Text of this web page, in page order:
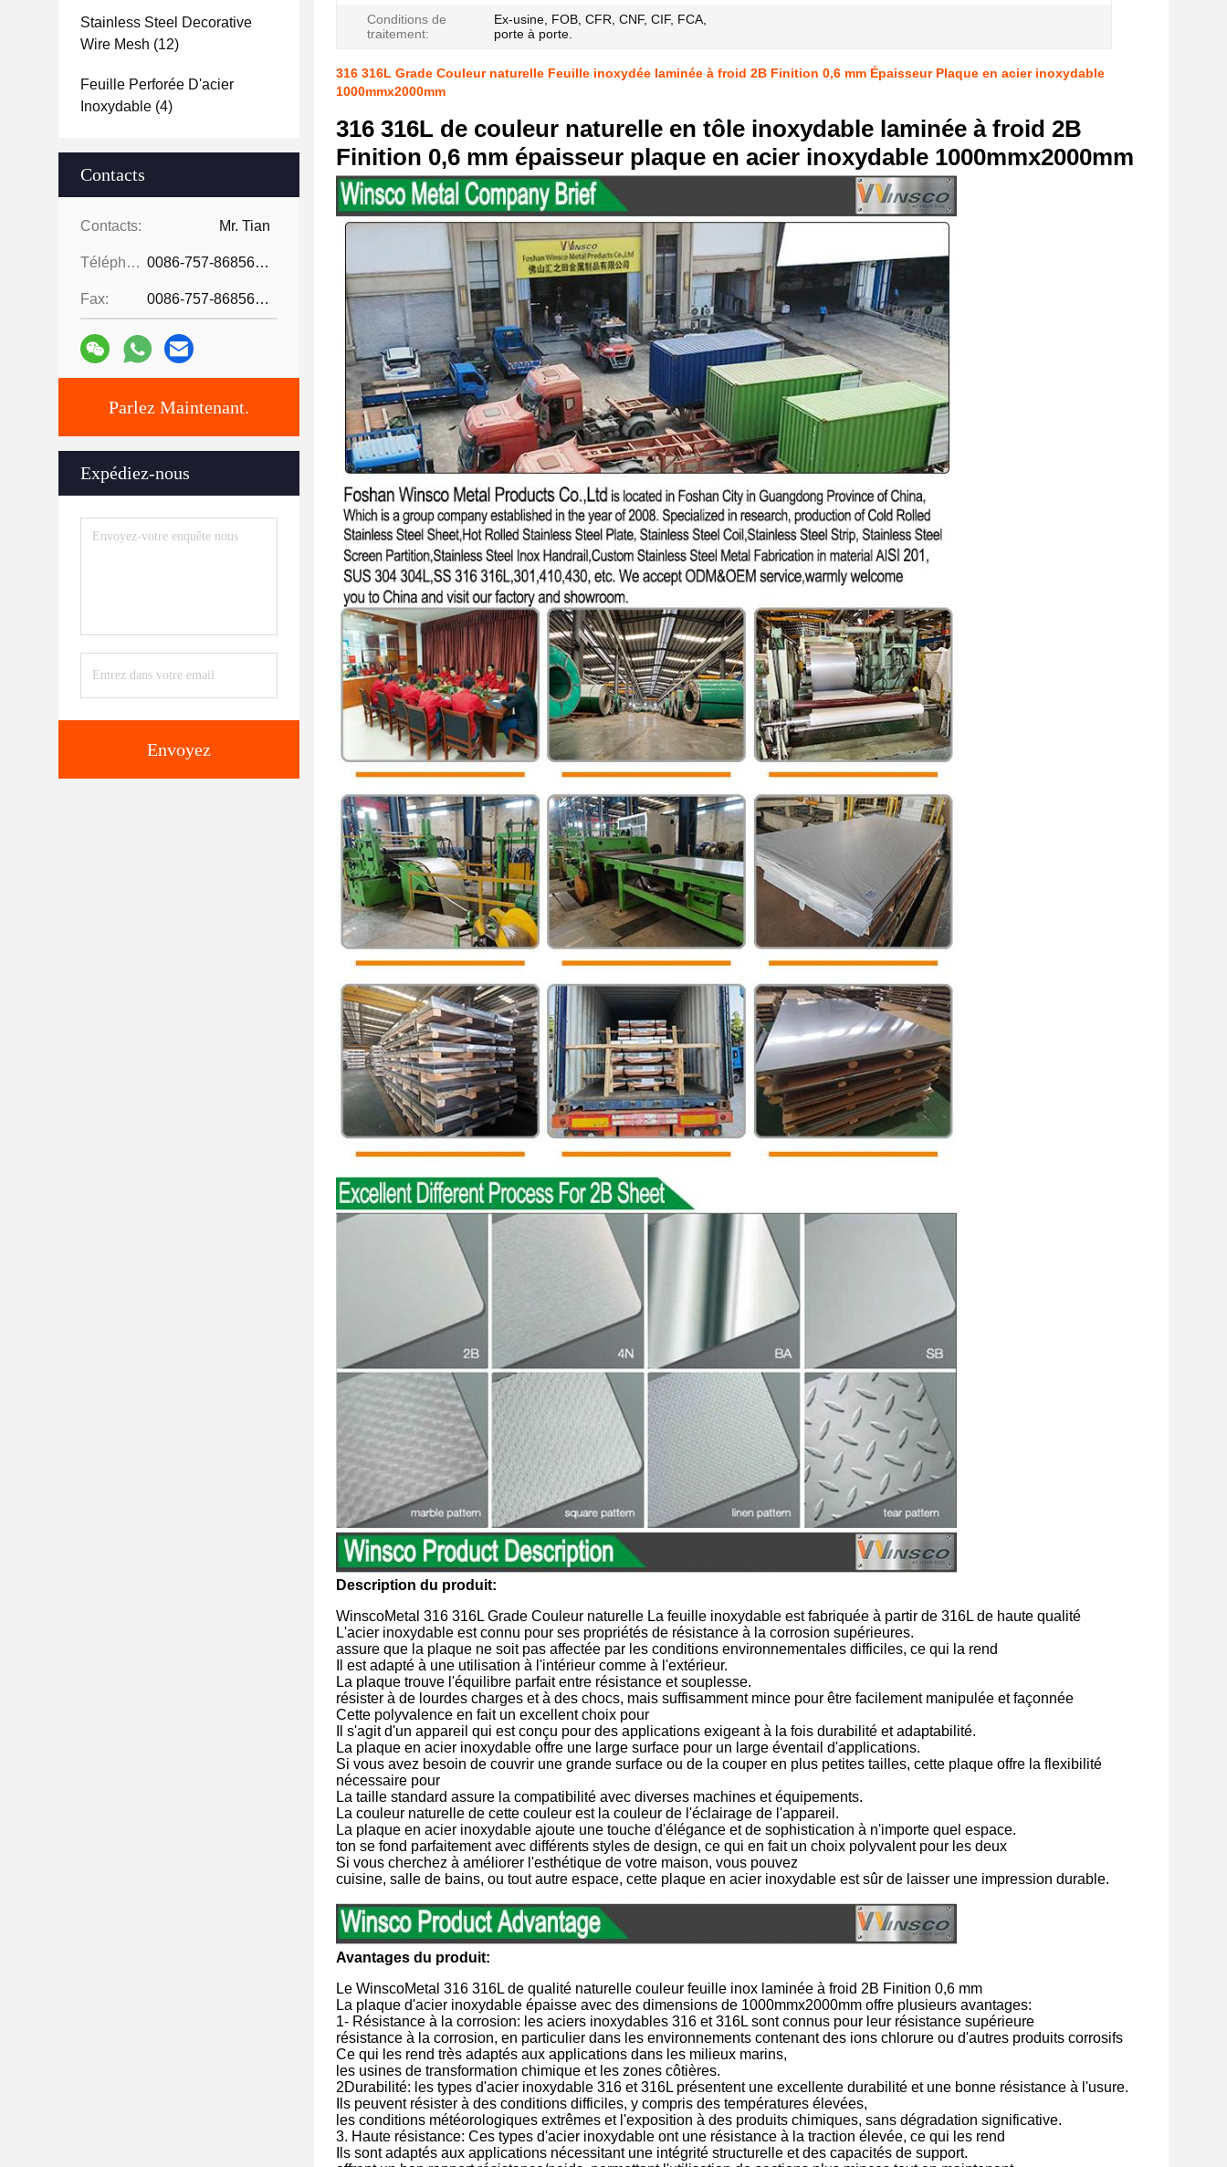
Stainless Steel Decorative
Wire Mesh (12)
Feuille Perforée D'acier
Inoxydable (4)
Contacts
Contacts: Mr. Tian
Téléphone: 0086-757-86856916
Fax: 0086-757-86856916
Parlez Maintenant.
Expédiez-nous
Envoyez
Conditions de
traitement:
Ex-usine, FOB, CFR, CNF, CIF, FCA,
porte à porte.
316 316L Grade Couleur naturelle Feuille inoxydée laminée à froid 2B Finition 0,6 mm Épaisseur Plaque en acier inoxydable
1000mmx2000mm
316 316L de couleur naturelle en tôle inoxydable laminée à froid 2B
Finition 0,6 mm épaisseur plaque en acier inoxydable 1000mmx2000mm
Description du produit:
WinscoMetal 316 316L Grade Couleur naturelle La feuille inoxydable est fabriquée à partir de 316L de haute qualité
L'acier inoxydable est connu pour ses propriétés de résistance à la corrosion supérieures.
assure que la plaque ne soit pas affectée par les conditions environnementales difficiles, ce qui la rend
Il est adapté à une utilisation à l'intérieur comme à l'extérieur.
La plaque trouve l'équilibre parfait entre résistance et souplesse.
résister à de lourdes charges et à des chocs, mais suffisamment mince pour être facilement manipulée et façonnée
Cette polyvalence en fait un excellent choix pour
Il s'agit d'un appareil qui est conçu pour des applications exigeant à la fois durabilité et adaptabilité.
La plaque en acier inoxydable offre une large surface pour un large éventail d'applications.
Si vous avez besoin de couvrir une grande surface ou de la couper en plus petites tailles, cette plaque offre la flexibilité
nécessaire pour
La taille standard assure la compatibilité avec diverses machines et équipements.
La couleur naturelle de cette couleur est la couleur de l'éclairage de l'appareil.
La plaque en acier inoxydable ajoute une touche d'élégance et de sophistication à n'importe quel espace.
ton se fond parfaitement avec différents styles de design, ce qui en fait un choix polyvalent pour les deux
Si vous cherchez à améliorer l'esthétique de votre maison, vous pouvez
cuisine, salle de bains, ou tout autre espace, cette plaque en acier inoxydable est sûr de laisser une impression durable.
Avantages du produit:
Le WinscoMetal 316 316L de qualité naturelle couleur feuille inox laminée à froid 2B Finition 0,6 mm
La plaque d'acier inoxydable épaisse avec des dimensions de 1000mmx2000mm offre plusieurs avantages:
1- Résistance à la corrosion: les aciers inoxydables 316 et 316L sont connus pour leur résistance supérieure
résistance à la corrosion, en particulier dans les environnements contenant des ions chlorure ou d'autres produits corrosifs
Ce qui les rend très adaptés aux applications dans les milieux marins,
les usines de transformation chimique et les zones côtières.
2Durabilité: les types d'acier inoxydable 316 et 316L présentent une excellente durabilité et une bonne résistance à l'usure.
Ils peuvent résister à des conditions difficiles, y compris des températures élevées,
les conditions météorologiques extrêmes et l'exposition à des produits chimiques, sans dégradation significative.
3. Haute résistance: Ces types d'acier inoxydable ont une résistance à la traction élevée, ce qui les rend
Ils sont adaptés aux applications nécessitant une intégrité structurelle et des capacités de support.